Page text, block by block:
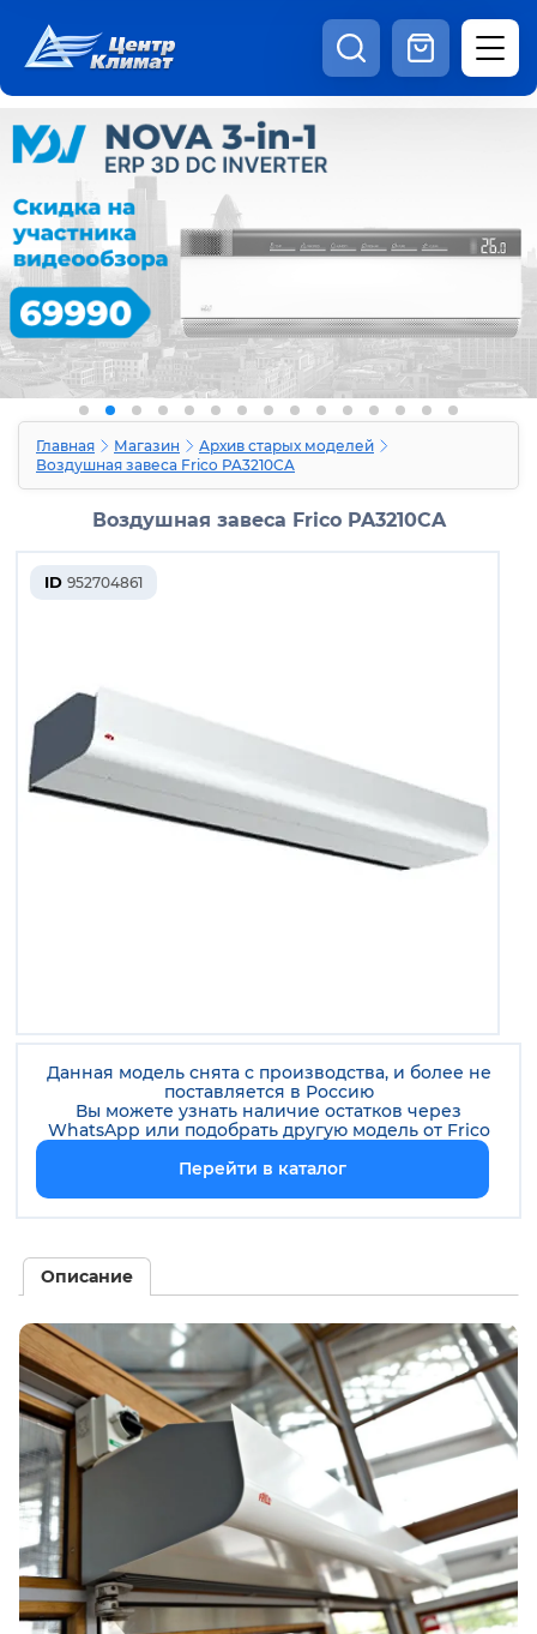
Каталог
Статьи
Наши работы Отзывы
Доставка и оплата Оферта
Контакты
8:00 - 20:00 Шоурум
Главная Магазин
Архив старых моделей
Воздушная завеса Frico PA3210CA
Воздушная завеса Frico PA3210CA
ID 952704861
Данная модель снята с производства, и более не
поставляется в Россию
Вы можете узнать наличие остатков через
WhatsApp или подобрать другую модель от Frico
Перейти в каталог
Описание